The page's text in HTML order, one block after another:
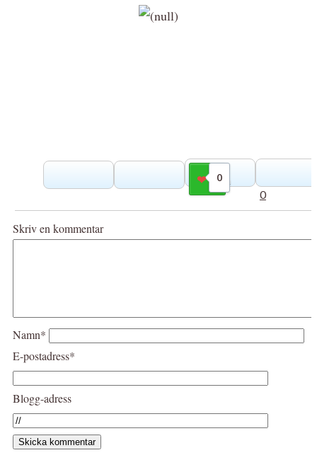
0
Gilla
0
Skriv en kommentar
Namn*
E-postadress*
Blogg-adress